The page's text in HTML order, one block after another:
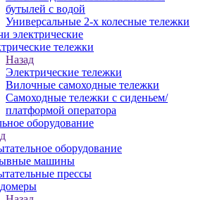
бутылей с водой
Универсальные 2-х колесные тележки
электрические
тележки
Назад
Электрические тележки
Вилочные самоходные тележки
Самоходные тележки с сиденьем/
платформой оператора
оборудование
оборудование
машины
прессы